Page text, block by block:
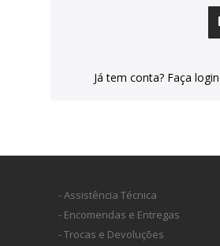
Já tem conta? Faça
- Assistência Técnica
- Encomendas e Entregas
- Trocas e Devoluções